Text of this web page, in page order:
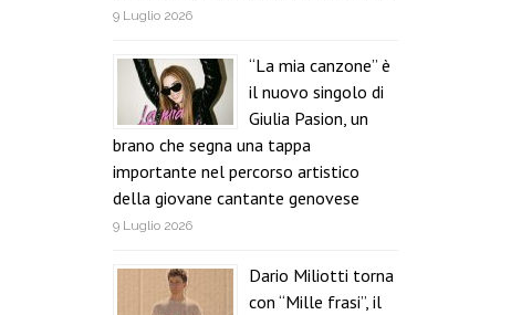
9 Luglio 2026
“La mia canzone” è
il nuovo singolo di
Giulia Pasion, un
brano che segna una tappa
importante nel percorso artistico
della giovane cantante genovese
9 Luglio 2026
Dario Miliotti torna
con “Mille frasi”, il